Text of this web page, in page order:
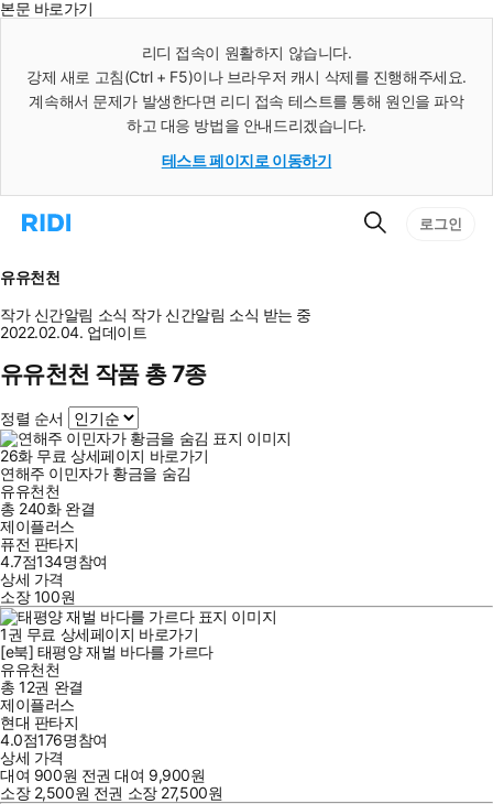
본문 바로가기
리디 접속이 원활하지 않습니다.
강제 새로 고침(Ctrl + F5)이나 브라우저 캐시 삭제를 진행해주세요.
계속해서 문제가 발생한다면 리디 접속 테스트를 통해 원인을 파악
하고 대응 방법을 안내드리겠습니다.
테스트 페이지로 이동하기
리
으
로
이
동
검
로그인
유유천천
작가 신간알림 소식 작가 신간알림 소식 받는 중
2022.02.04. 업데이트
유유천천 작품 총 7종
정렬 순서
26화 무료 상세페이지 바로가기
연해주 이민자가 황금을 숨김
유유천천
총 240화 완결
제이플러스
퓨전 판타지
4.7점134명참여
상세 가격
소장100원
1권 무료 상세페이지 바로가기
[e북] 태평양 재벌 바다를 가르다
유유천천
총 12권 완결
제이플러스
현대 판타지
4.0점176명참여
상세 가격
대여 900원 전권 대여 9,900원
소장 2,500원 전권 소장 27,500원